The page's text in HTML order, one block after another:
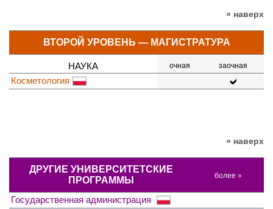
» наверх
ВТОРОЙ УРОВЕНЬ — МАГИСТРАТУРА
НАУКА очная заочная
Косметология
» наверх
ДРУГИЕ УНИВЕРСИТЕТСКИЕ
ПРОГРАММЫ
более »
Государственная администрация